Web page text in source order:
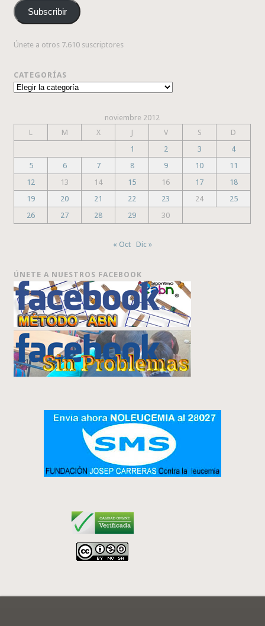
correo
electrónico
Subscribir
Únete a otros 7.610 suscriptores
CATEGORÍAS
Categorías
noviembre 2012
L
M X J V S
D
1
2 3
4
5
6 7 8 9 10
11
12
13 14 15 16 17
18
19
20 21 22 23 24
25
26
27 28 29 30
« Oct Dic »
ÚNETE A NUESTROS FACEBOOK